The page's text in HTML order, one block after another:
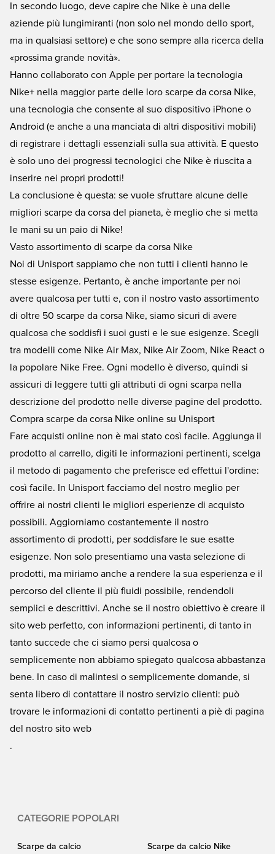
In secondo luogo, deve capire che Nike è una delle
aziende più lungimiranti (non solo nel mondo dello sport,
ma in qualsiasi settore) e che sono sempre alla ricerca della
«prossima grande novità».
Hanno collaborato con Apple per portare la tecnologia
Nike+ nella maggior parte delle loro scarpe da corsa Nike,
una tecnologia che consente al suo dispositivo iPhone o
Android (e anche a una manciata di altri dispositivi mobili)
di registrare i dettagli essenziali sulla sua attività. E questo
è solo uno dei progressi tecnologici che Nike è riuscita a
inserire nei propri prodotti!
La conclusione è questa: se vuole sfruttare alcune delle
migliori scarpe da corsa del pianeta, è meglio che si metta
le mani su un paio di Nike!
Vasto assortimento di scarpe da corsa Nike
Noi di Unisport sappiamo che non tutti i clienti hanno le
stesse esigenze. Pertanto, è anche importante per noi
avere qualcosa per tutti e, con il nostro vasto assortimento
di oltre 50 scarpe da corsa Nike, siamo sicuri di avere
qualcosa che soddisfi i suoi gusti e le sue esigenze. Scegli
tra modelli come Nike Air Max, Nike Air Zoom, Nike React o
la popolare Nike Free. Ogni modello è diverso, quindi si
assicuri di leggere tutti gli attributi di ogni scarpa nella
descrizione del prodotto nelle diverse pagine del prodotto.
Compra scarpe da corsa Nike online su Unisport
Fare acquisti online non è mai stato così facile. Aggiunga il
prodotto al carrello, digiti le informazioni pertinenti, scelga
il metodo di pagamento che preferisce ed effettui l'ordine:
così facile. In Unisport facciamo del nostro meglio per
offrire ai nostri clienti le migliori esperienze di acquisto
possibili. Aggiorniamo costantemente il nostro
assortimento di prodotti, per soddisfare le sue esatte
esigenze. Non solo presentiamo una vasta selezione di
prodotti, ma miriamo anche a rendere la sua esperienza e il
percorso del cliente il più fluidi possibile, rendendoli
semplici e descrittivi. Anche se il nostro obiettivo è creare il
sito web perfetto, con informazioni pertinenti, di tanto in
tanto succede che ci siamo persi qualcosa o
semplicemente non abbiamo spiegato qualcosa abbastanza
bene. In caso di malintesi o semplicemente domande, si
senta libero di contattare il nostro servizio clienti: può
trovare le informazioni di contatto pertinenti a piè di pagina
del nostro sito web
.
CATEGORIE POPOLARI
Scarpe da calcio Scarpe da calcio Nike